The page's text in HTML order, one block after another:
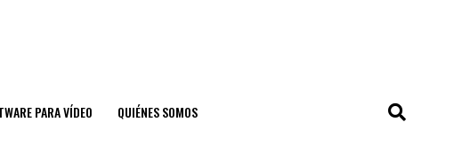
PARA VÍDEO QUIÉNES SOMOS